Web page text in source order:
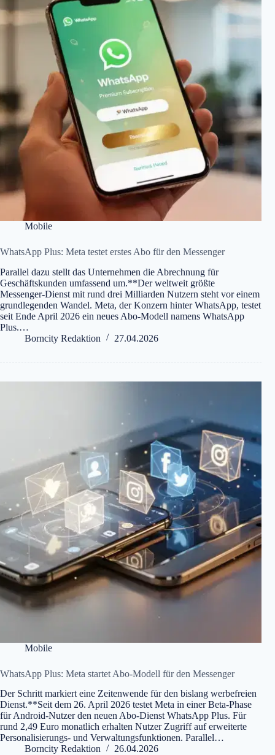
Mobile
WhatsApp Plus: Meta testet erstes Abo für den Messenger
Parallel dazu stellt das Unternehmen die Abrechnung für
Geschäftskunden umfassend um.**Der weltweit größte
Messenger-Dienst mit rund drei Milliarden Nutzern steht vor einem
grundlegenden Wandel. Meta, der Konzern hinter WhatsApp, testet
seit Ende April 2026 ein neues Abo-Modell namens WhatsApp
Plus.…
Borncity Redaktion
27.04.2026
Mobile
WhatsApp Plus: Meta startet Abo-Modell für den Messenger
Der Schritt markiert eine Zeitenwende für den bislang werbefreien
Dienst.**Seit dem 26. April 2026 testet Meta in einer Beta-Phase
für Android-Nutzer den neuen Abo-Dienst WhatsApp Plus. Für
rund 2,49 Euro monatlich erhalten Nutzer Zugriff auf erweiterte
Personalisierungs- und Verwaltungsfunktionen. Parallel…
Borncity Redaktion
26.04.2026